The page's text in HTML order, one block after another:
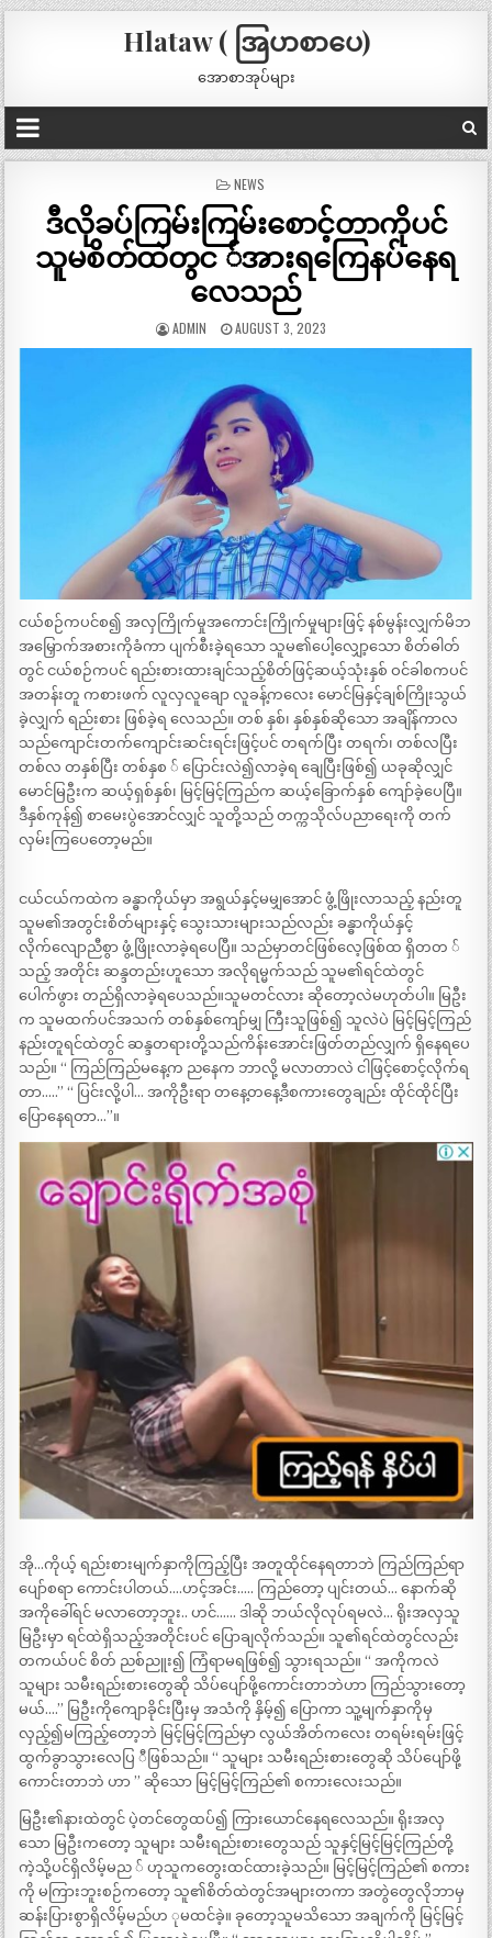
Hlataw ( အြပာစာပေ)
အောစာအုပ်များ
POSTED
IN
NEWS
ဒီလိုခပ်ကြမ်းကြမ်းစောင့်တာကိုပင်
သူမစိတ်ထဲတွင ်အားရကြေနပ်နေရ
လေသည်
ADMIN AUGUST 3, 2023
ငယ်စဉ်ကပင်စ၍ အလှကြိုက်မှုအကောင်းကြိုက်မှုများဖြင့် နစ်မွန်းလျှက်မိဘ
အမြှောက်အစားကိုခံကာ ပျက်စီးခဲ့ရသော သူမ၏ပေါ့လျှော့သော စိတ်ဓါတ်
တွင် ငယ်စဉ်ကပင် ရည်းစားထားချင်သည့်စိတ်ဖြင့်ဆယ့်သုံးနှစ် ဝင်ခါစကပင်
အတန်းတူ ကစားဖက် လူလှလူချော လူခန့်ကလေး မောင်မြနှင့်ချစ်ကြိုးသွယ်
ခဲ့လျှက် ရည်းစား ဖြစ်ခဲ့ရ လေသည်။ တစ် နှစ်၊ နှစ်နှစ်ဆိုသော အချိန်ကာလ
သည်ကျောင်းတက်ကျောင်းဆင်းရင်းဖြင့်ပင် တရက်ပြီး တရက်၊ တစ်လပြီး
တစ်လ တနှစ်ပြီး တစ်နှစ ် ပြောင်းလဲ၍လာခဲ့ရ ချေပြီးဖြစ်၍ ယခုဆိုလျှင်
မောင်မြဦးက ဆယ့်ရှစ်နှစ်၊ မြင့်မြင့်ကြည်က ဆယ့်ခြောက်နှစ် ကျော်ခဲ့ပေပြီ။
ဒီနှစ်ကုန်၍ စာမေးပွဲအောင်လျှင် သူတို့သည် တက္ကသိုလ်ပညာရေးကို တက်
လှမ်းကြပေတော့မည်။
ငယ်ငယ်ကထဲက ခန္ဓာကိုယ်မှာ အရွယ်နှင့်မမျှအောင် ဖွံ့ဖြိုးလာသည့် နည်းတူ
သူမ၏အတွင်းစိတ်များနှင့် သွေးသားများသည်လည်း ခန္ဓာကိုယ်နှင့်
လိုက်လျောညီစွာ ဖွံ့ဖြိုးလာခဲ့ရပေပြီ။ သည်မှာတင်ဖြစ်လေ့ဖြစ်ထ ရှိတတ ်
သည့် အတိုင်း ဆန္ဒတည်းဟူသော အလိုရမ္မက်သည် သူမ၏ရင်ထဲတွင်
ပေါက်ဖွား တည်ရှိလာခဲ့ရပေသည်။သူမတင်လား ဆိုတော့လဲမဟုတ်ပါ။ မြဦး
က သူမထက်ပင်အသက် တစ်နှစ်ကျော်မျှ ကြီးသူဖြစ်၍ သူလဲပဲ မြင့်မြင့်ကြည်
နည်းတူရင်ထဲတွင် ဆန္ဒတရားတို့သည်ကိန်းအောင်းဖြတ်တည်လျှက် ရှိနေရပေ
သည်။ “ ကြည်ကြည်မနေ့က ညနေက ဘာလို့ မလာတာလဲ ငါဖြင့်စောင့်လိုက်ရ
တာ…..” “ ပြင်းလို့ပါ… အကိုဦးရာ တနေ့တနေ့ဒီစကားတွေချည်း ထိုင်ထိုင်ပြီး
ပြောနေရတာ…”။
အို…ကိုယ့် ရည်းစားမျက်နှာကိုကြည့်ပြီး အတူထိုင်နေရတာဘဲ ကြည်ကြည်ရာ
ပျော်စရာ ကောင်းပါတယ်….ဟင့်အင်း….. ကြည်တော့ ပျင်းတယ်… နောက်ဆို
အကိုခေါ်ရင် မလာတော့ဘူး.. ဟင်…… ဒါဆို ဘယ်လိုလုပ်ရမလဲ… ရိုးအလှသူ
မြဦးမှာ ရင်ထဲရှိသည့်အတိုင်းပင် ပြောချလိုက်သည်။ သူ၏ရင်ထဲတွင်လည်း
တကယ်ပင် စိတ် ညစ်ညူး၍ ကြံရာမရဖြစ်၍ သွားရသည်။ “ အကိုကလဲ
သူများ သမီးရည်းစားတွေဆို သိပ်ပျော်ဖို့ကောင်းတာဘဲဟာ ကြည်သွားတော့
မယ်….” မြဦးကိုကျောခိုင်းပြီးမှ အသံကို နှိမ့်၍ ပြောကာ သူ့မျက်နှာကိုမှ
လှည့်၍မကြည့်တော့ဘဲ မြင့်မြင့်ကြည်မှာ လွယ်အိတ်ကလေး တရမ်းရမ်းဖြင့်
ထွက်ခွာသွားလေပြ ီဖြစ်သည်။ “ သူများ သမီးရည်းစားတွေဆို သိပ်ပျော်ဖို့
ကောင်းတာဘဲ ဟာ ” ဆိုသော မြင့်မြင့်ကြည်၏ စကားလေးသည်။
မြဦး၏နားထဲတွင် ပဲ့တင်တွေထပ်၍ ကြားယောင်နေရလေသည်။ ရိုးအလှ
သော မြဦးကတော့ သူများ သမီးရည်းစားတွေသည် သူနှင့်မြင့်မြင့်ကြည်တို့
ကဲ့သို့ပင်ရှိလိမ့်မည ် ဟုသူကတွေးထင်ထားခဲ့သည်။ မြင့်မြင့်ကြည်၏ စကား
ကို မကြားဘူးစဉ်ကတော့ သူ၏စိတ်ထဲတွင်အများတကာ အတွဲတွေလိုဘာမှ
ဆန်းပြားစွာရှိလိမ့်မည်ဟ ုမထင်ခဲ့။ ခုတော့သူမသိသော အချက်ကို မြင့်မြင့်